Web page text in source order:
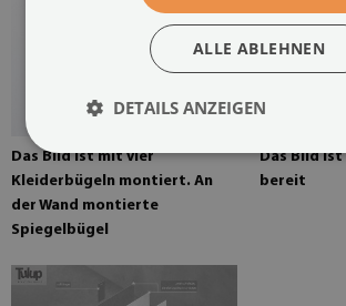
Das Bild ist mit vier
Kleiderbügeln montiert. An
der Wand montierte
Spiegelbügel
Das Bild
bereit
ALLE ABLEHNEN
DETAILS ANZEIGEN